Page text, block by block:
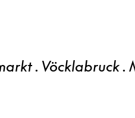
. Vöcklabruck .